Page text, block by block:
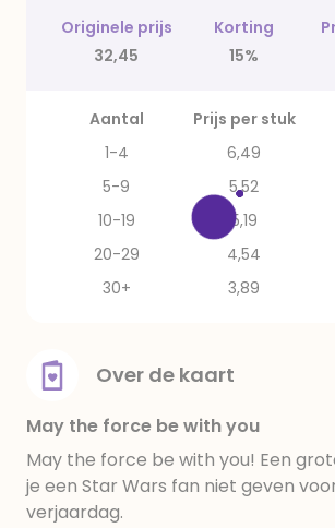
Originele prijs Korting
32,45
15%
Aantal Prijs per stuk
1-4
6,49
5-9
5,52
10-19
5,19
20-29
4,54
30+
3,89
Over de kaart
May the force be with you
May the force be with you! Een
je een Star Wars fan niet geven
verjaardag.